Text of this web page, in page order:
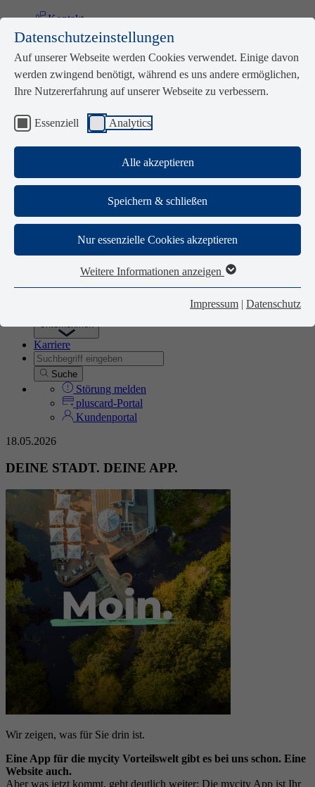
Datenschutzeinstellungen
Auf unserer Webseite werden Cookies verwendet. Einige davon
werden zwingend benötigt, während es uns andere ermöglichen,
Ihre Nutzererfahrung auf unserer Webseite zu verbessern.
Essenziell Analytics
Alle akzeptieren
Speichern & schließen
Nur essenzielle Cookies akzeptieren
Weitere Informationen anzeigen
Impressum | Datenschutz
Zum Seiteninhalt
Kontakt
Störung melden
Kundenportal
Öffne mobile Navigation
Schwimmen
pluscard
Karriere
Suche
Störung melden
pluscard-Portal
Kundenportal
18.05.2026
DEINE STADT. DEINE APP.
Wir zeigen, was für Sie drin ist.
Eine App für die mycity Vorteilswelt gibt es bei uns schon. Eine
Website auch.
Aber was jetzt kommt, geht deutlich weiter: Die mycity App ist Ihr